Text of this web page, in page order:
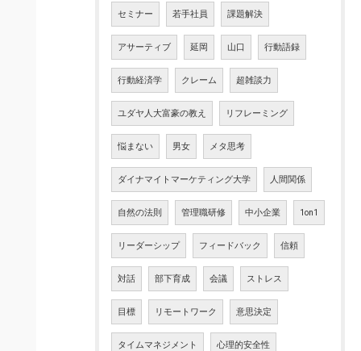
セミナー 若手社員 課題解決
アサーティブ 延岡 山口 行動語録
行動経済学 クレーム 超雑談力
ユダヤ人大富豪の教え リフレーミング
悩まない 男女 メタ思考
ダイナマイトマーケティング大学 人間関係
自然の法則 管理職研修 中小企業 1on1
リーダーシップ フィードバック 信頼
対話 部下育成 会議 ストレス
目標 リモートワーク 意思決定
タイムマネジメント 心理的安全性